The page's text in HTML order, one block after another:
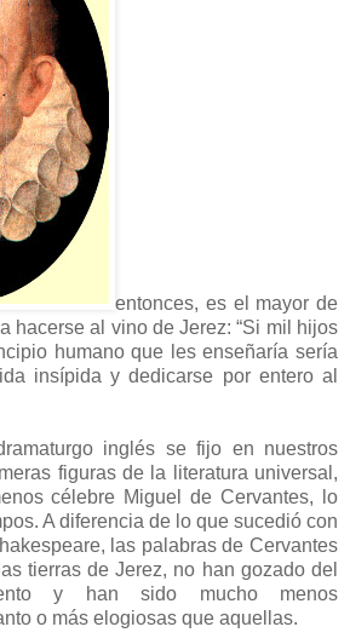
entonces, es el mayor de
hacerse al vino de Jerez: “Si mil hijos
humano que les enseñaría sería
insípida y dedicarse por entero al
inglés se fijo en nuestros
figuras de la literatura universal,
célebre Miguel de Cervantes, lo
A diferencia de lo que sucedió con
las palabras de Cervantes
tierras de Jerez, no han gozado del
y han sido mucho menos
o más elogiosas que aquellas.